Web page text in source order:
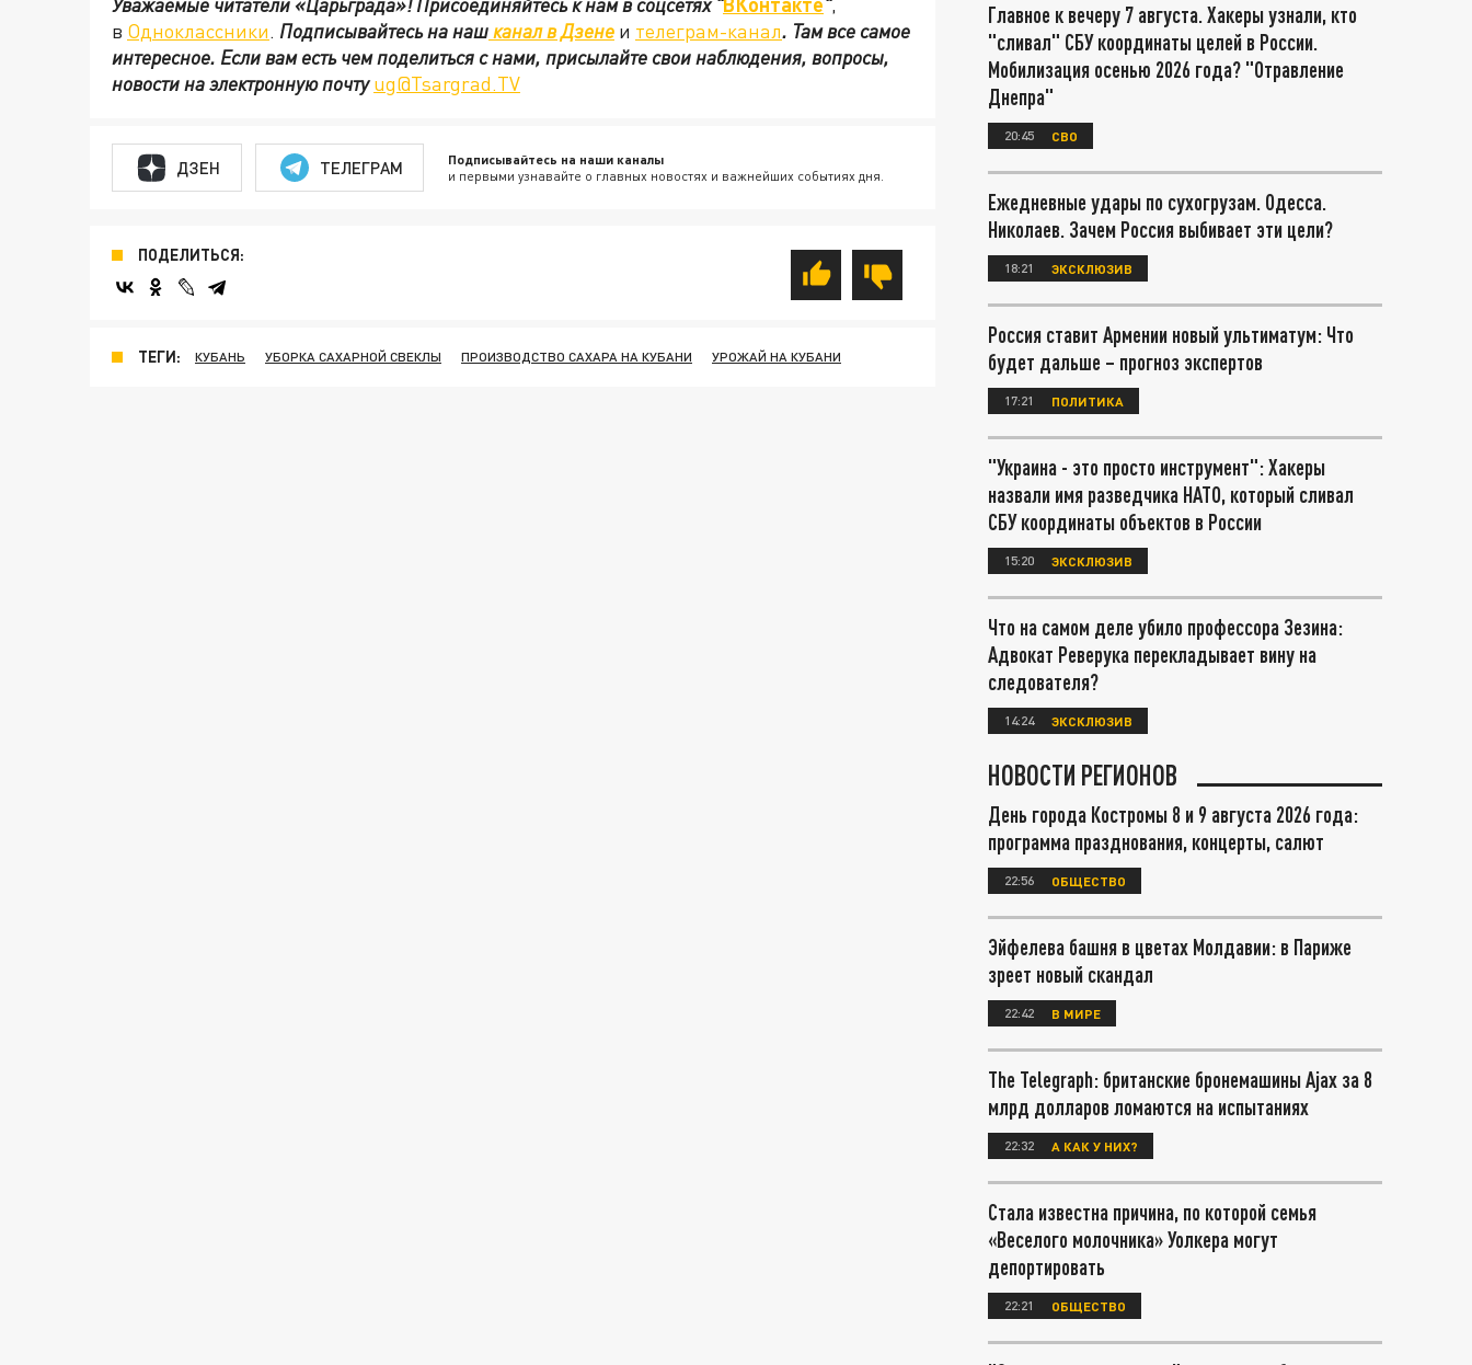
в Одноклассники. Подписывайтесь на нашканал в Дзене и телеграм-канал. Там все самое
интересное. Если вам есть чем поделиться с нами, присылайте свои наблюдения, вопросы,
новости на электронную почтуug@Tsargrad.TV
ДЗЕН ТЕЛЕГРАМ Подписывайтесь на наши каналы
и первыми узнавайте о главных новостях и важнейших событиях дня.
ПОДЕЛИТЬСЯ:
ТЕГИ: КУБАНЬ УБОРКА САХАРНОЙ СВЕКЛЫ ПРОИЗВОДСТВО САХАРА НА КУБАНИ УРОЖАЙ НА КУБАНИ
Главное к вечеру 7 августа. Хакеры узнали, кто
"сливал" СБУ координаты целей в России.
Мобилизация осенью 2026 года? "Отравление
Днепра"
20:45 СВО
Ежедневные удары по сухогрузам. Одесса.
Николаев. Зачем Россия выбивает эти цели?
18:21 ЭКСКЛЮЗИВ
Россия ставит Армении новый ультиматум: Что
будет дальше – прогноз экспертов
17:21 ПОЛИТИКА
"Украина - это просто инструмент": Хакеры
назвали имя разведчика НАТО, который сливал
СБУ координаты объектов в России
15:20 ЭКСКЛЮЗИВ
Что на самом деле убило профессора Зезина:
Адвокат Реверука перекладывает вину на
следователя?
14:24 ЭКСКЛЮЗИВ
НОВОСТИ РЕГИОНОВ
День города Костромы 8 и 9 августа 2026 года:
программа празднования, концерты, салют
22:56 ОБЩЕСТВО
Эйфелева башня в цветах Молдавии: в Париже
зреет новый скандал
22:42 В МИРЕ
The Telegraph: британские бронемашины Ajax за 8
млрд долларов ломаются на испытаниях
22:32 А КАК У НИХ?
Стала известна причина, по которой семья
«Веселого молочника» Уолкера могут
депортировать
22:21 ОБЩЕСТВО